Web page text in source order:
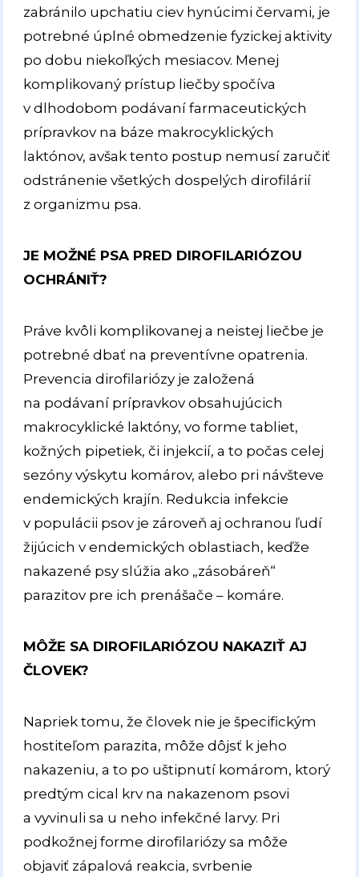
zabránilo upchatiu ciev hynúcimi červami, je
potrebné úplné obmedzenie fyzickej aktivity
po dobu niekoľkých mesiacov. Menej
komplikovaný prístup liečby spočíva
v dlhodobom podávaní farmaceutických
prípravkov na báze makrocyklických
laktónov, avšak tento postup nemusí zaručiť
odstránenie všetkých dospelých dirofilárií
z organizmu psa.
JE MOŽNÉ PSA PRED DIROFILARIÓZOU
OCHRÁNIŤ?
Práve kvôli komplikovanej a neistej liečbe je
potrebné dbať na preventívne opatrenia.
Prevencia dirofilariózy je založená
na podávaní prípravkov obsahujúcich
makrocyklické laktóny, vo forme tabliet,
kožných pipetiek, či injekcií, a to počas celej
sezóny výskytu komárov, alebo pri návšteve
endemických krajín. Redukcia infekcie
v populácii psov je zároveň aj ochranou ľudí
žijúcich v endemických oblastiach, keďže
nakazené psy slúžia ako „zásobáreň“
parazitov pre ich prenášače – komáre.
MÔŽE SA DIROFILARIÓZOU NAKAZIŤ AJ
ČLOVEK?
Napriek tomu, že človek nie je špecifickým
hostiteľom parazita, môže dôjsť k jeho
nakazeniu, a to po uštipnutí komárom, ktorý
predtým cical krv na nakazenom psovi
a vyvinuli sa u neho infekčné larvy. Pri
podkožnej forme dirofilariózy sa môže
objaviť zápalová reakcia, svrbenie